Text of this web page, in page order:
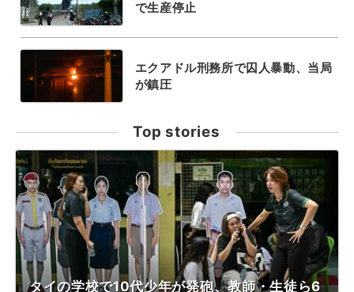
で生産停止
エクアドル刑務所で囚人暴動、当局
が鎮圧
Top stories
タイの学校で10代少年が発砲、教師・生徒ら6